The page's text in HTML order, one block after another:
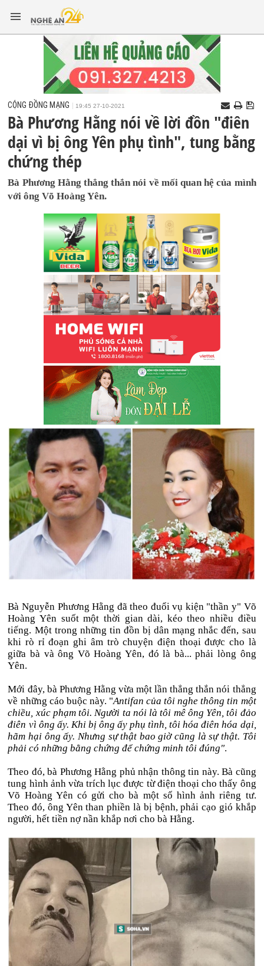
CỘNG ĐỒNG MẠNG 19:45 27-10-2021
Bà Phương Hằng nói về lời đồn "điên
dại vì bị ông Yên phụ tình", tung bằng
chứng thép
Bà Phương Hằng thẳng thắn nói về mối quan hệ của mình
với ông Võ Hoàng Yên.
Bà Nguyễn Phương Hằng đã theo đuổi vụ kiện "thần y" Võ
Hoàng Yên suốt một thời gian dài, kéo theo nhiều điều
tiếng. Một trong những tin đồn bị dân mạng nhắc đến, sau
khi rò rỉ đoạn ghi âm trò chuyện điện thoại được cho là
giữa bà và ông Võ Hoàng Yên, đó là bà... phải lòng ông
Yên.
Mới đây, bà Phương Hằng vừa một lần thẳng thắn nói thẳng
về những cáo buộc này. "Antifan của tôi nghe thông tin một
chiều, xúc phạm tôi. Người ta nói là tôi mê ông Yên, tôi đảo
điên vì ông ấy. Khi bị ông ấy phụ tình, tôi hóa điên hóa dại,
hãm hại ông ấy. Nhưng sự thật bao giờ cũng là sự thật. Tôi
phải có những bằng chứng để chứng minh tôi đúng".
Theo đó, bà Phương Hằng phủ nhận thông tin này. Bà cũng
tung hình ảnh vừa trích lục được từ điện thoại cho thấy ông
Võ Hoàng Yên có gửi cho bà một số hình ảnh riêng tư.
Theo đó, ông Yên than phiền là bị bệnh, phải cạo gió khắp
người, hết tiền nợ nần khắp nơi cho bà Hằng.